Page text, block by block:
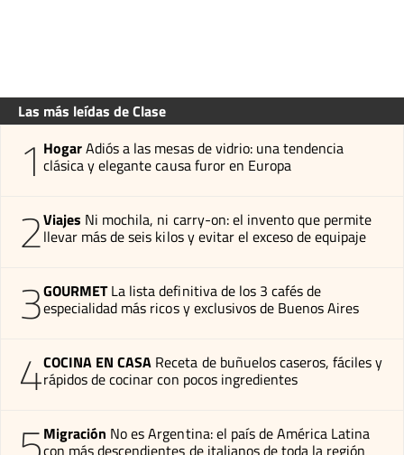
Las más leídas de Clase
1 HogarAdiós a las mesas de vidrio: una tendencia
clásica y elegante causa furor en Europa
2Viajes Ni mochila, ni carry-on: el invento que permite
llevar más de seis kilos y evitar el exceso de equipaje
3GOURMET La lista definitiva de los 3 cafés de
especialidad más ricos y exclusivos de Buenos Aires
4COCINA EN CASA Receta de buñuelos caseros, fáciles y
rápidos de cocinar con pocos ingredientes
Migración No es Argentina: el país de América Latina
con más descendientes de italianos de toda la región